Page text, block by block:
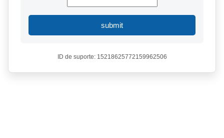
submit
ID de suporte: 15218625772159962506